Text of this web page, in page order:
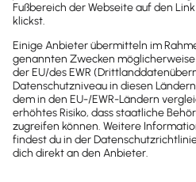
dein Postfach
wichtige News zu
Gesetzesänderungen,
hilfreiche Praxis-Tipps und
kostenlose Tools für
Unternehmen erhalten?
Dann abonniere unseren